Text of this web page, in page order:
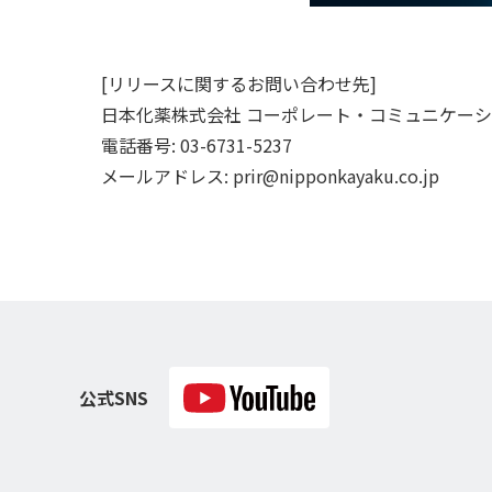
[リリースに関するお問い合わせ先]
日本化薬株式会社 コーポレート・コミュニケー
電話番号: 03-6731-5237
メールアドレス: prir@nipponkayaku.co.jp
公式SNS